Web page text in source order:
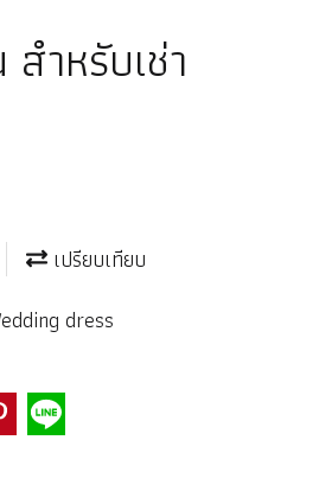
ำหรับเช่า
เปรียบเทียบ
dress